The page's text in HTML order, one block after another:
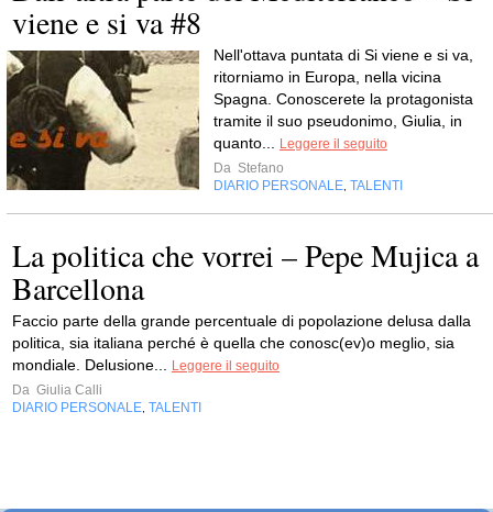
viene e si va #8
Nell'ottava puntata di Si viene e si va,
ritorniamo in Europa, nella vicina
Spagna. Conoscerete la protagonista
tramite il suo pseudonimo, Giulia, in
quanto...
Leggere il seguito
Da Stefano
DIARIO PERSONALE TALENTI
La politica che vorrei – Pepe Mujica a
Barcellona
Faccio parte della grande percentuale di popolazione delusa dalla
politica, sia italiana perché è quella che conosc(ev)o meglio, sia
mondiale. Delusione...
Leggere il seguito
Da Giulia Calli
DIARIO PERSONALE TALENTI